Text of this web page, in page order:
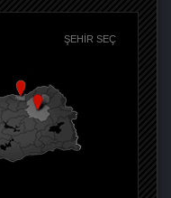
ŞEHIR SEÇ